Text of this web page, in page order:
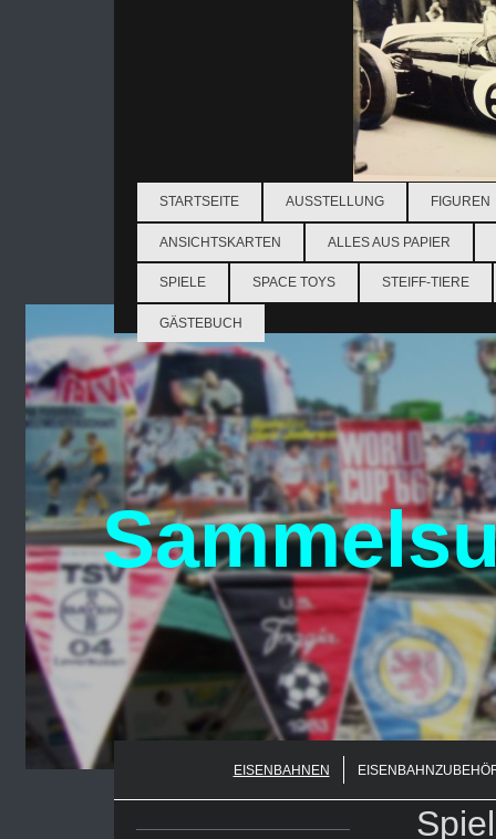
STARTSEITE AUSSTELLUNG FIGUREN
ANSICHTSKARTEN ALLES AUS PAPIER
SPIELE SPACE TOYS STEIFF-TIERE
GÄSTEBUCH
EISENBAHNEN